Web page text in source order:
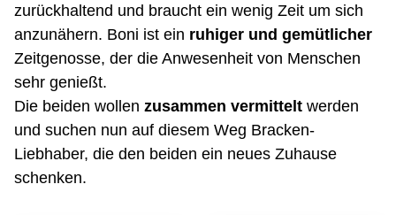
zurückhaltend und braucht ein wenig Zeit um sich
anzunähern. Boni ist ein ruhiger und gemütlicher
Zeitgenosse, der die Anwesenheit von Menschen
sehr genießt.
Die beiden wollen zusammen vermittelt werden
und suchen nun auf diesem Weg Bracken-
Liebhaber, die den beiden ein neues Zuhause
schenken.